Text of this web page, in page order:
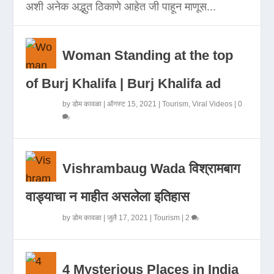
अशी अनेक अद्भुत ठिकाणे आहेत जी पाहून माणूस...
Woman Standing at the top
of Burj Khalifa | Burj Khalifa ad
byडोम कावळा |ऑगस्ट 15, 2021 |Tourism ,Viral Videos |0
Vishrambaug Wada विश्रामबाग
वाड्याचा न माहीत असलेला इतिहास
byडोम कावळा |जुलै 17, 2021 |Tourism | 2
4 Mysterious Places in India